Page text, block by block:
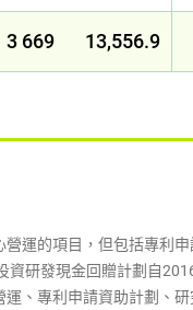
3 669 13,556.9
營運的項目，但包括專利
資研發現金回贈計劃自
運、專利申請資助計劃、